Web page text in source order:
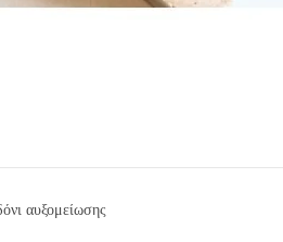
αυξομείωσης